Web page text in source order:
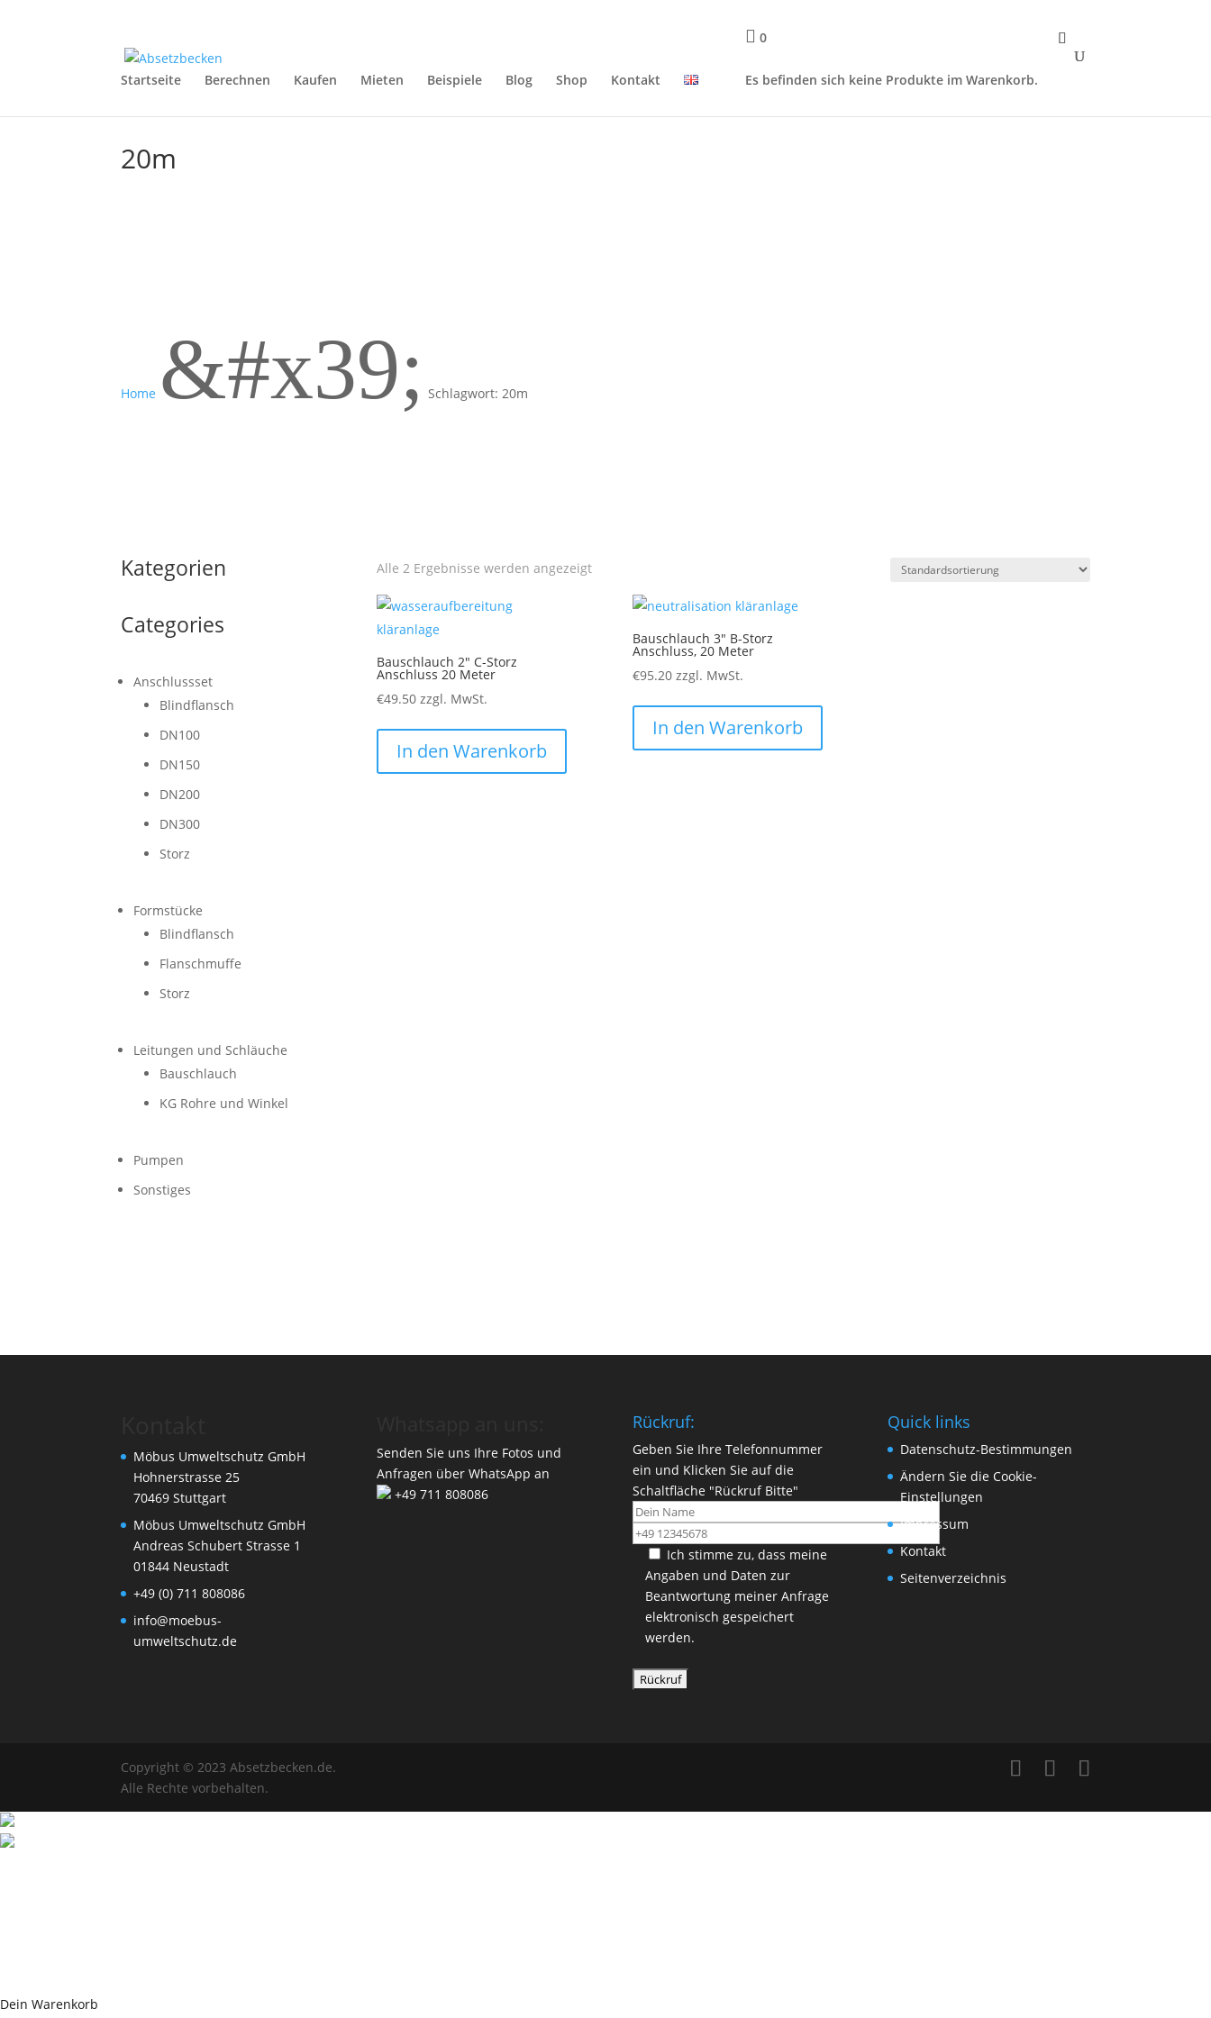
Startseite Berechnen Kaufen Mieten Beispiele Blog Shop Kontakt
0
Es befinden sich keine Produkte im Warenkorb.
20m
Home &#x39; Schlagwort: 20m
Kategorien
Categories
Anschlussset
Blindflansch
DN100
DN150
DN200
DN300
Storz
Formstücke
Blindflansch
Flanschmuffe
Storz
Leitungen und Schläuche
Bauschlauch
KG Rohre und Winkel
Pumpen
Sonstiges
Alle 2 Ergebnisse werden angezeigt
Bauschlauch 2″ C-Storz
Anschluss 20 Meter
€49.50 zzgl. MwSt.
In den Warenkorb
Bauschlauch 3″ B-Storz
Anschluss, 20 Meter
€95.20 zzgl. MwSt.
In den Warenkorb
Möbus Umweltschutz GmbH
Hohnerstrasse 25
70469 Stuttgart
Möbus Umweltschutz GmbH
Andreas Schubert Strasse 1
01844 Neustadt
+49 (0) 711 808086
info@moebus-
umweltschutz.de
Senden Sie uns Ihre Fotos und
Anfragen über WhatsApp an
+49 711 808086
Rückruf:
Geben Sie Ihre Telefonnummer
ein und Klicken Sie auf die
Schaltfläche "Rückruf Bitte"
Ich stimme zu, dass meine
Angaben und Daten zur
Beantwortung meiner Anfrage
elektronisch gespeichert
werden.
Quick links
Datenschutz-Bestimmungen
Ändern Sie die Cookie-
Einstellungen
Impressum
Kontakt
Seitenverzeichnis
Copyright © 2023 Absetzbecken.de.
Alle Rechte vorbehalten.
Dein Warenkorb